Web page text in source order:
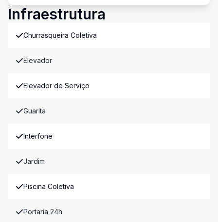
Infraestrutura
Churrasqueira Coletiva
Elevador
Elevador de Serviço
Guarita
Interfone
Jardim
Piscina Coletiva
Portaria 24h